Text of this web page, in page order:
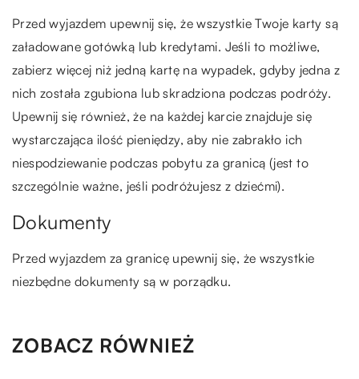
Przed wyjazdem upewnij się, że wszystkie Twoje karty są
załadowane gotówką lub kredytami. Jeśli to możliwe,
zabierz więcej niż jedną kartę na wypadek, gdyby jedna z
nich została zgubiona lub skradziona podczas podróży.
Upewnij się również, że na każdej karcie znajduje się
wystarczająca ilość pieniędzy, aby nie zabrakło ich
niespodziewanie podczas pobytu za granicą (jest to
szczególnie ważne, jeśli podróżujesz z dziećmi).
Dokumenty
Przed wyjazdem za granicę upewnij się, że wszystkie
niezbędne dokumenty są w porządku.
ZOBACZ RÓWNIEŻ